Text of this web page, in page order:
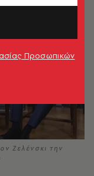
Ζελένσκι την
Προσωπικών